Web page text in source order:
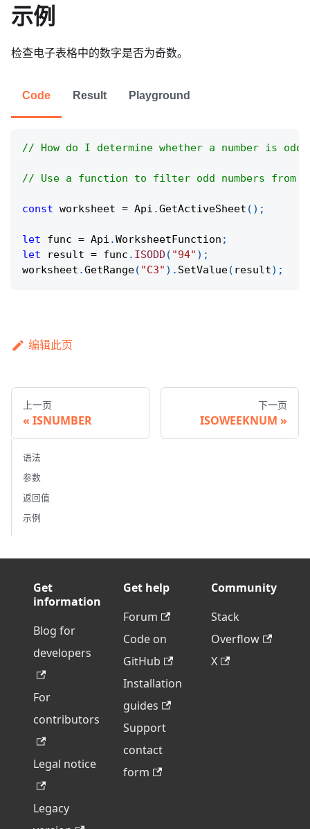
示例
检查电子表格中的数字是否为奇数。
Code Result Playground
// How do I determine whether a number is odd
// Use a function to filter odd numbers from
const worksheet = Api .GetActiveSheet ( ) ;
let func = Api .WorksheetFunction ;
let result = func . ISODD ( "94" ) ;
worksheet .GetRange( "C3" ) . SetValue( result) ;
编辑此页
上一页
ISNUMBER
下一页
ISOWEEKNUM
语法
参数
返回值
示例
Get
information
Blog for
developers
For
contributors
Legal notice
Legacy
Get help
Forum
Code on
GitHub
Installation
guides
Support
contact
form
Community
Stack
Overflow
X